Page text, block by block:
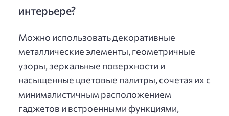
интерьере?
Можно использовать декоративные
металлические элементы, геометричные
узоры, зеркальные поверхности и
насыщенные цветовые палитры, сочетая их с
минималистичным расположением
гаджетов и встроенными функциями,